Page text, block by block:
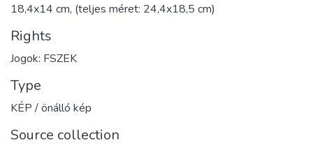
18,4x14 cm, (teljes méret: 24,4x18,5 cm)
Rights
Jogok: FSZEK
Type
KÉP / önálló kép
Source collection